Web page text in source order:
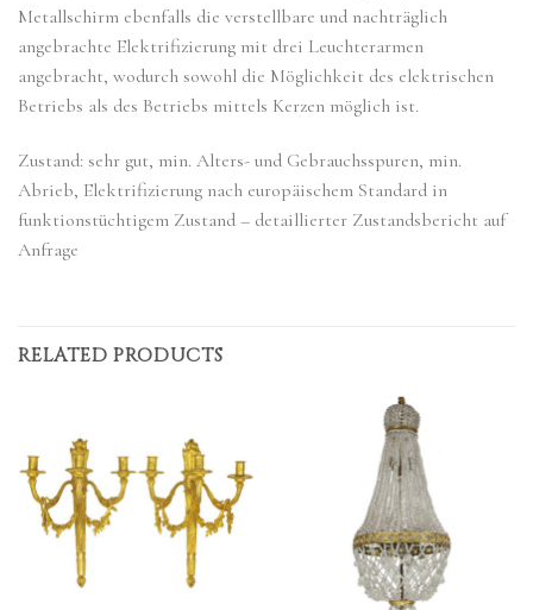
Metallschirm ebenfalls die verstellbare und nachträglich
angebrachte Elektrifizierung mit drei Leuchterarmen
angebracht, wodurch sowohl die Möglichkeit des elektrischen
Betriebs als des Betriebs mittels Kerzen möglich ist.
Zustand: sehr gut, min. Alters- und Gebrauchsspuren, min.
Abrieb, Elektrifizierung nach europäischem Standard in
funktionstüchtigem Zustand – detaillierter Zustandsbericht auf
Anfrage
RELATED PRODUCTS